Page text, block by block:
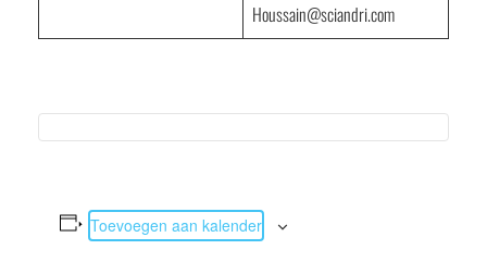
Houssain@sciandri.com
Toevoegen aan kalender